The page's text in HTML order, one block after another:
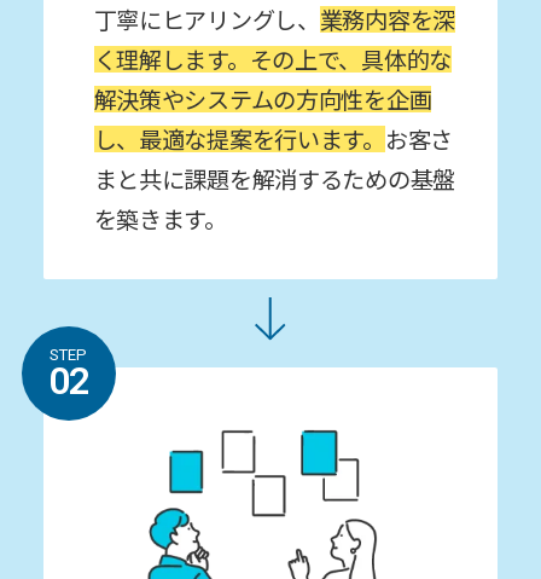
丁寧にヒアリングし、 業務内容を深
く理解します。その上で、具体的な
解決策やシステムの⽅向性を企画
し、最適な提案を⾏います。 お客さ
まと共に課題を解消するための基盤
を築きます。
STEP
02